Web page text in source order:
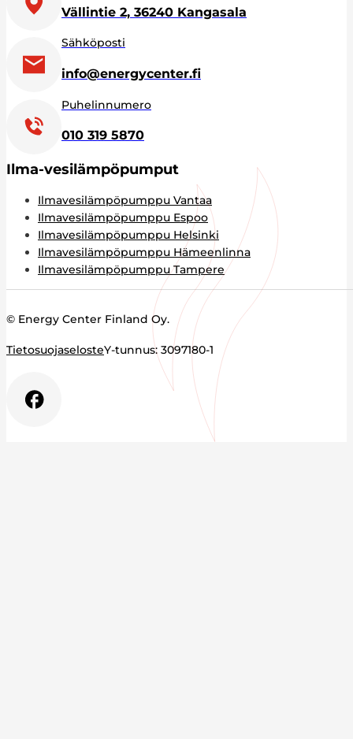
Vällintie 2, 36240 Kangasala
Sähköposti
info@energycenter.fi
Puhelinnumero
010 319 5870
Ilma-vesilämpöpumput
Ilmavesilämpöpumppu Vantaa
Ilmavesilämpöpumppu Espoo
Ilmavesilämpöpumppu Helsinki
Ilmavesilämpöpumppu Hämeenlinna
Ilmavesilämpöpumppu Tampere
© Energy Center Finland Oy.
TietosuojaselosteY-tunnus: 3097180-1